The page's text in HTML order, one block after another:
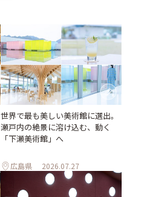
世界で最も美しい美術館に選出。
瀬戸内の絶景に溶け込む、動く
「下瀬美術館」へ
広島県 2026.07.27